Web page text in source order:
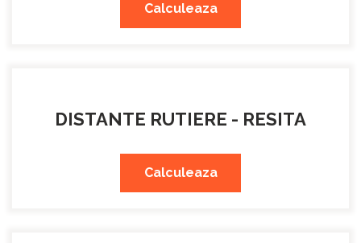
Calculeaza
DISTANTE RUTIERE - RESITA
Calculeaza